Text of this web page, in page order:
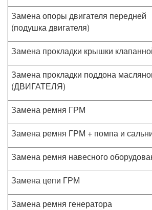
Замена опоры двигателя передней
(подушка двигателя)
Замена прокладки крышки
Замена прокладки поддона
(ДВИГАТЕЛЯ)
Замена ремня ГРМ
Замена ремня ГРМ + помпа и
Замена ремня навесного
Замена цепи ГРМ
Замена ремня генератора